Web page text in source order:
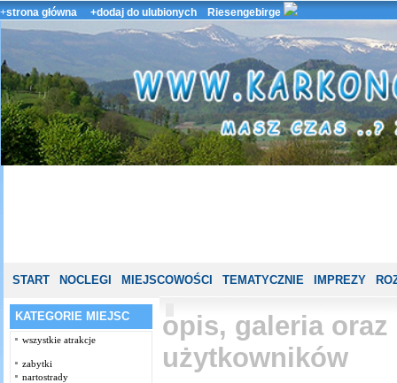
+strona główna +dodaj do ulubionych Riesengebirge
START NOCLEGI MIEJSCOWOŚCI TEMATYCZNIE IMPREZY
KATEGORIE MIEJSC
wszystkie atrakcje
zabytki
nartostrady
opis, galeria oraz
użytkowników